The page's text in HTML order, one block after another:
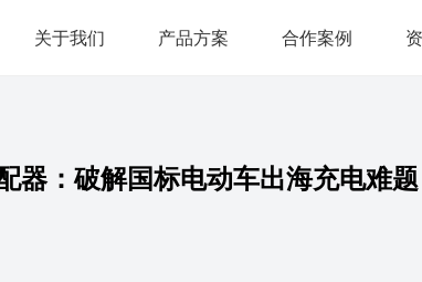
关于我们 产品方案 合作案例
器：破解国标电动车出海充电难